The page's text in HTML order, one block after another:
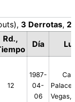
3 Derrotas, 2
Rd.,
Día
12
1987-
04-
06
Vegas,